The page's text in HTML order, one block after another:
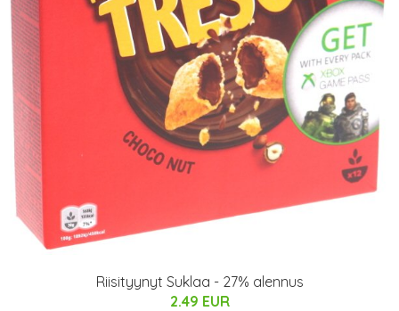
Riisityynyt Suklaa - 27% alennus
2.49 EUR